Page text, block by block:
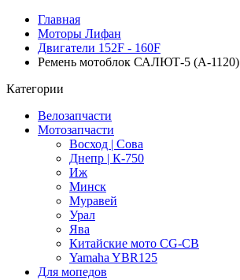
Главная
Моторы Лифан
Двигатели 152F - 160F
Ремень мотоблок САЛЮТ-5 (А-1120)
Категории
Велозапчасти
Мотозапчасти
Восход | Сова
Днепр | К-750
Иж
Минск
Муравей
Урал
Ява
Китайские мото CG-CB
Yamaha YBR125
Для мопедов